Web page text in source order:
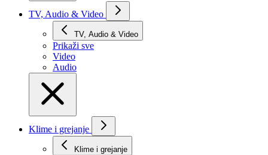
TV, Audio & Video
TV, Audio & Video
Prikaži svе
Video
Audio
Klime i grejanje
Klime i grejanje